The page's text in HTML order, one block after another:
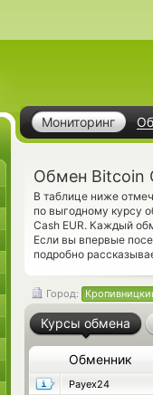
Мониторинг
Обмен Bitcoin
В таблице ниже
по выгодному курсу
Cash EUR. Каждый
Если вы впервые
подробно
Город:
Курсы обмена
Обменник
Payex24